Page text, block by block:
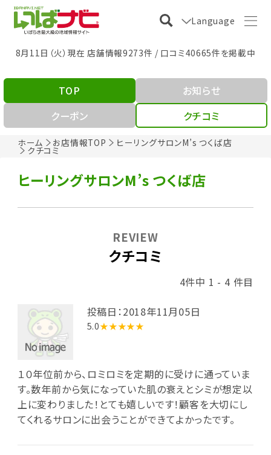
Language
8月11日（火）現在 店舗情報9273件 / 口コミ40665件を掲載中
ホーム お店情報TOP ヒーリングサロンM’s つくば店
クチコミ
TOP
お知らせ
クーポン
クチコミ
ヒーリングサロンM’s つくば店
クチコミ
REVIEW
4件中 1 - 4 件目
投稿日：2018年11月05日
5.0★★★★★
１０年位前から、ロミロミを定期的に受けに通っていま
す。数年前から気になっていた肌の衰えとシミが想定以
上に変わりました！とても嬉しいです！顧客を大切にし
てくれるサロンに出会うことができてよかったです。